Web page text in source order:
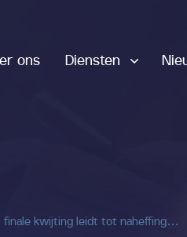
ons Diensten
finale kwijting leidt tot naheffing…